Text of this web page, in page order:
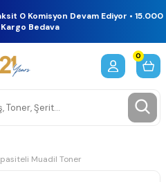
0 Komisyon Devam Ediyor • 15.000
Bedava
0
Muadil Toner